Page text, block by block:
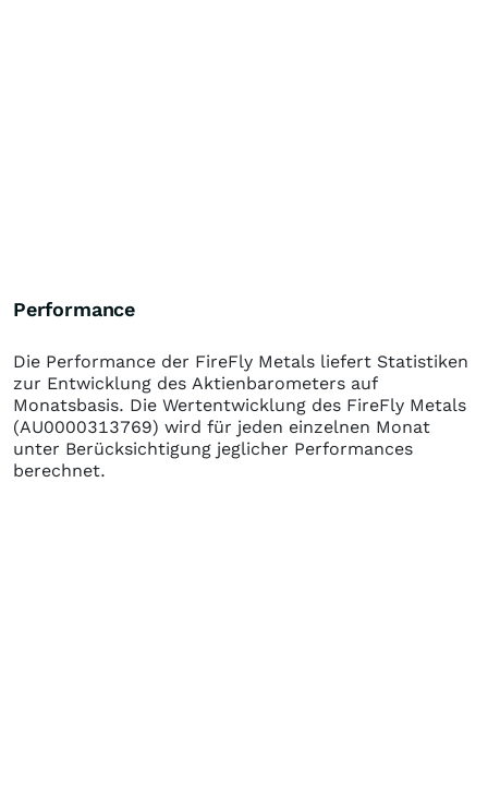
Performance
Die Performance der FireFly Metals liefert Statistiken
zur Entwicklung des Aktienbarometers auf
Monatsbasis. Die Wertentwicklung des FireFly Metals
(AU0000313769) wird für jeden einzelnen Monat
unter Berücksichtigung jeglicher Performances
berechnet.